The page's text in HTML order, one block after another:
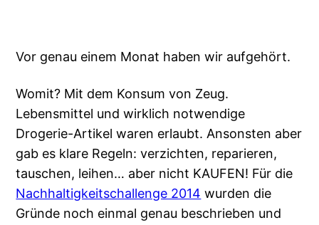
Vor genau einem Monat haben wir aufgehört.
Womit? Mit dem Konsum von Zeug.
Lebensmittel und wirklich notwendige
Drogerie-Artikel waren erlaubt. Ansonsten aber
gab es klare Regeln: verzichten, reparieren,
tauschen, leihen… aber nicht KAUFEN! Für die
Nachhaltigkeitschallenge 2014 wurden die
Gründe noch einmal genau beschrieben und